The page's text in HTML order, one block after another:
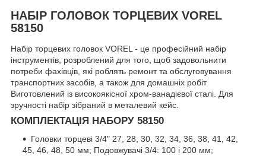
НАБІР ГОЛОВОК ТОРЦЕВИХ VOREL
58150
Набір торцевих головок VOREL - це професійний набір
інструментів, розроблений для того, щоб задовольнити
потреби фахівців, які роблять ремонт та обслуговування
транспортних засобів, а також для домашніх робіт
Виготовлений із високоякісної хром-ванадієвої сталі. Для
зручності набір зібраний в металевий кейс.
КОМПЛЕКТАЦІЯ НАБОРУ 58150
Головки торцеві 3/4" 27, 28, 30, 32, 34, 36, 38, 41, 42,
45, 46, 48, 50 мм; Подовжувачі 3/4: 100 і 200 мм;